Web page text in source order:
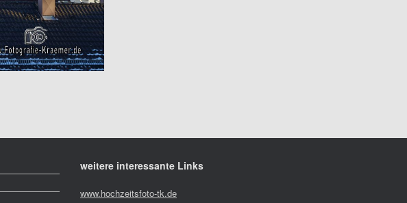
weitere interessante Links
www.hochzeitsfoto-tk.de